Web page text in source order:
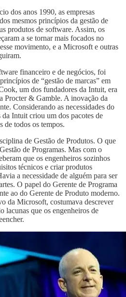
dos anos 1990, as empresas
mesmos princípios da gestão de
produtos de software. Assim, os
a se tornar mais focados no
movimento, e a Microsoft e outras
financeiro e de negócios, foi
de “gestão de marcas” em
um dos fundadores da Intuit, era
Procter & Gamble. A inovação da
Considerando as necessidades do
Intuit criou um dos pacotes de
de todos os tempos.
de Gestão de Produtos. O que
de Programas. Mas com o
que os engenheiros sozinhos
técnicos e criar produtos
a necessidade de alguém para ser
O papel do Gerente de Programa
ao do Gerente de Produto moderno.
da Microsoft, costumava descrever
lacunas que os engenheiros de